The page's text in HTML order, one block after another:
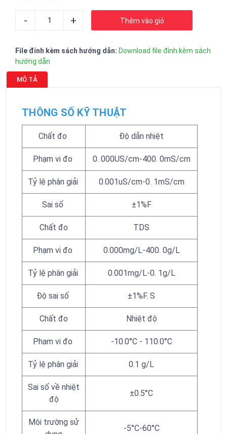
- + Thêm vào giỏ
File đính kèm sách hướng dẫn: Download file đính kèm sách
hướng dẫn
MÔ TẢ
THÔNG SỐ KỸ THUẬT
Chất đo Độ dẫn nhiệt
Phạm vi đo 0. 000US/cm-400. 0mS/cm
Tỷ lệ phân giải 0.001uS/cm-0. 1mS/cm
Sai số ±1%F
Chất đo TDS
Phạm vi đo 0.000mg/L-400. 0g/L
Tỷ lệ phân giải 0.001mg/L-0. 1g/L
Độ sai số ±1%F. S
Chất đo Nhiệt độ
Phạm vi đo -10.0°C - 110.0°C
Tỷ lệ phân giải 0.1 g/L
Sai số về nhiệt
độ
±0.5°C
Môi trường sử
-5°C-60°C